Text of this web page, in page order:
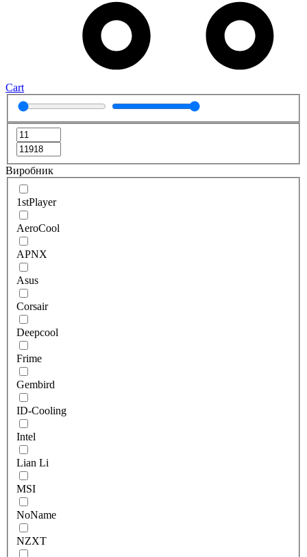
Cart
Виробник
1stPlayer
AeroCool
APNX
Asus
Corsair
Deepcool
Frime
Gembird
ID-Cooling
Intel
Lian Li
MSI
NoName
NZXT